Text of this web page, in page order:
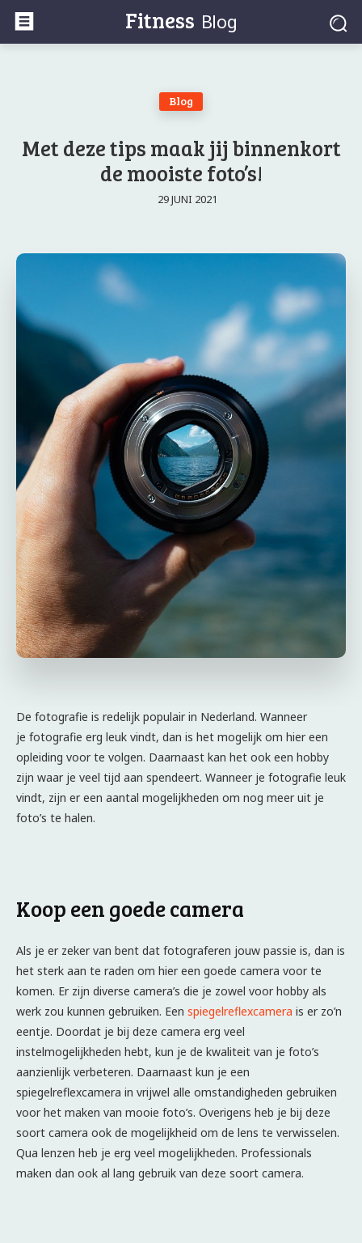
Fitness Blog
Blog
Met deze tips maak jij binnenkort
de mooiste foto’s!
29 JUNI 2021
De fotografie is redelijk populair in Nederland. Wanneer
je fotografie erg leuk vindt, dan is het mogelijk om hier een
opleiding voor te volgen. Daarnaast kan het ook een hobby
zijn waar je veel tijd aan spendeert. Wanneer je fotografie leuk
vindt, zijn er een aantal mogelijkheden om nog meer uit je
foto’s te halen.
Koop een goede camera
Als je er zeker van bent dat fotograferen jouw passie is, dan is
het sterk aan te raden om hier een goede camera voor te
komen. Er zijn diverse camera’s die je zowel voor hobby als
werk zou kunnen gebruiken. Een spiegelreflexcamera is er zo’n
eentje. Doordat je bij deze camera erg veel
instelmogelijkheden hebt, kun je de kwaliteit van je foto’s
aanzienlijk verbeteren. Daarnaast kun je een
spiegelreflexcamera in vrijwel alle omstandigheden gebruiken
voor het maken van mooie foto’s. Overigens heb je bij deze
soort camera ook de mogelijkheid om de lens te verwisselen.
Qua lenzen heb je erg veel mogelijkheden. Professionals
maken dan ook al lang gebruik van deze soort camera.